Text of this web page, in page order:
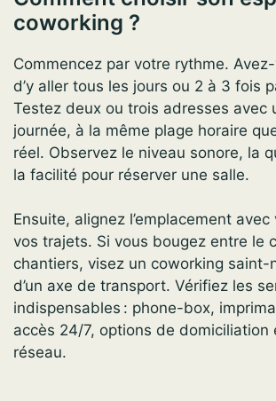
coworking ?
Commencez par votre rythme.
d’y aller tous les jours ou 2 à 3 fois
Testez deux ou trois adresses avec
journée, à la même plage horaire
réel. Observez le niveau sonore, la
la facilité pour réserver une salle.
Ensuite, alignez l’emplacement
vos trajets. Si vous bougez entre le
chantiers, visez un coworking saint-
d’un axe de transport. Vérifiez les
indispensables : phone-box,
accès 24/7, options de domiciliation
réseau.